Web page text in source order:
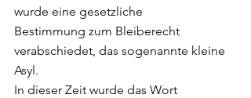
wurde eine gesetzliche
Bestimmung zum Bleiberecht
verabschiedet, das sogenannte kleine
Asyl.
In dieser Zeit wurde das Wort